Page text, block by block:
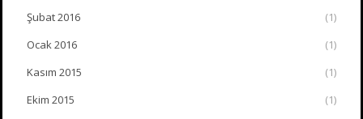
Şubat 2016
(1)
Ocak 2016
(1)
Kasım 2015
(1)
Ekim 2015
(1)